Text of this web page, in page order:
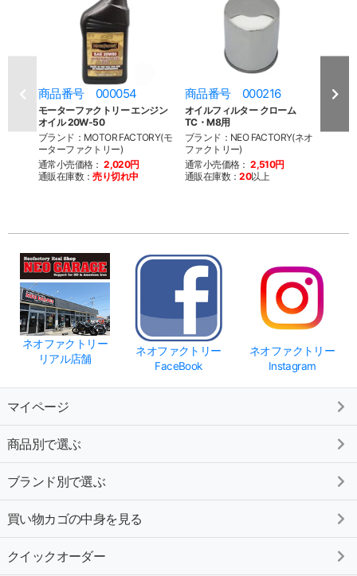
商品番号 000054
モーターファクトリー エンジン
オイル 20W-50
ブランド：MOTOR FACTORY(モ
ーターファクトリー)
通常小売価格： 2,020円
通販在庫数：売り切れ中
商品番号 000216
オイルフィルター クローム
TC・M8用
ブランド：NEO FACTORY(ネオ
ファクトリー)
通常小売価格： 2,510円
通販在庫数：20以上
商
ネオファクトリー
リアル店舗
ネオファクトリー
FaceBook
ネオファクトリー
Instagram
マイページ
商品別で選ぶ
ブランド別で選ぶ
買い物カゴの中身を見る
クイックオーダー